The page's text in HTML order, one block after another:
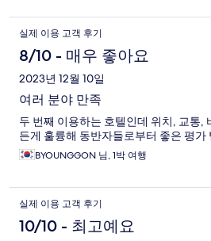
실제 이용 고객 후기
8/10 - 매우 좋아요
2023년 12월 10일
여러 분야 만족
두 번째 이용하는 호텔인데 위치, 교통,
든게 훌륭해 동반자들로부터 좋은 평가
BYOUNGGON 님, 1박 여행
실제 이용 고객 후기
10/10 - 최고예요